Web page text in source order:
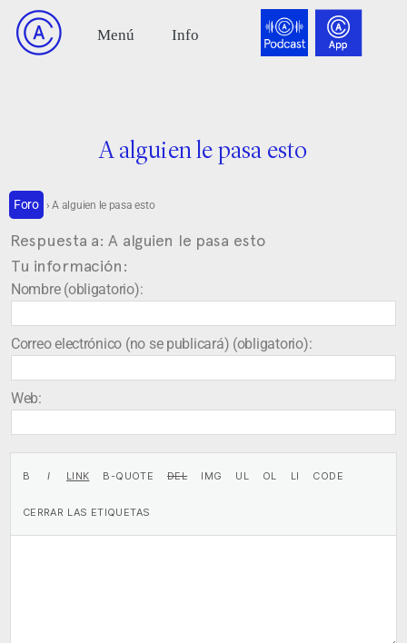
A alguien le pasa esto
Foro › A alguien le pasa esto
Respuesta a: A alguien le pasa esto
Tu información:
Nombre (obligatorio):
Correo electrónico (no se publicará) (obligatorio):
Web: